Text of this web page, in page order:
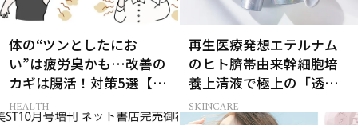
体の“ツンとしたにお
い”は疲労臭かも…改善の
カギは腸活！対策5選【医
師監修】
HEALTH
再生医療発想エテルナム
のヒト臍帯由来幹細胞培
養上清液で極上の「透明
感ハリ肌」へ
SKINCARE